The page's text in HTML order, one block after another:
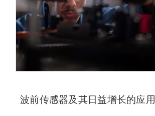
波前传感器及其日益增长的应用